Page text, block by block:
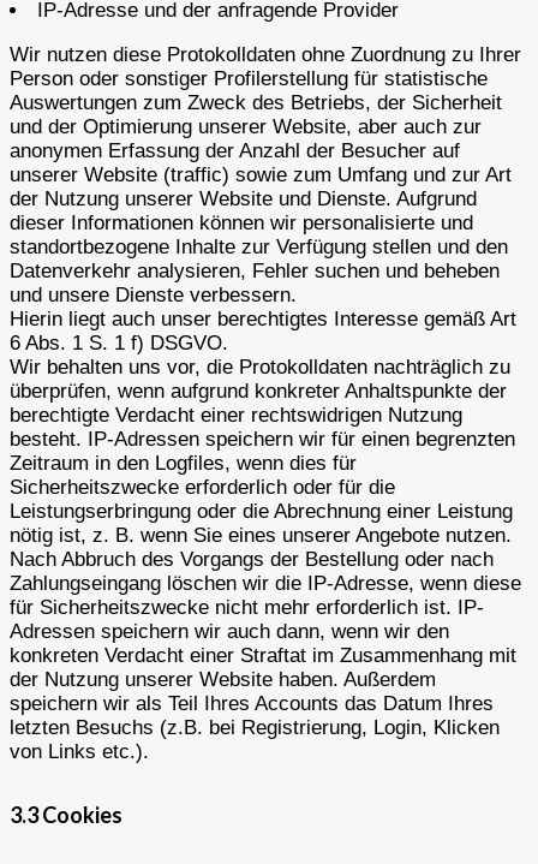
IP-Adresse und der anfragende Provider
Wir nutzen diese Protokolldaten ohne Zuordnung zu Ihrer
Person oder sonstiger Profilerstellung für statistische
Auswertungen zum Zweck des Betriebs, der Sicherheit
und der Optimierung unserer Website, aber auch zur
anonymen Erfassung der Anzahl der Besucher auf
unserer Website (traffic) sowie zum Umfang und zur Art
der Nutzung unserer Website und Dienste. Aufgrund
dieser Informationen können wir personalisierte und
standortbezogene Inhalte zur Verfügung stellen und den
Datenverkehr analysieren, Fehler suchen und beheben
und unsere Dienste verbessern.
Hierin liegt auch unser berechtigtes Interesse gemäß Art
6 Abs. 1 S. 1 f) DSGVO.
Wir behalten uns vor, die Protokolldaten nachträglich zu
überprüfen, wenn aufgrund konkreter Anhaltspunkte der
berechtigte Verdacht einer rechtswidrigen Nutzung
besteht. IP-Adressen speichern wir für einen begrenzten
Zeitraum in den Logfiles, wenn dies für
Sicherheitszwecke erforderlich oder für die
Leistungserbringung oder die Abrechnung einer Leistung
nötig ist, z. B. wenn Sie eines unserer Angebote nutzen.
Nach Abbruch des Vorgangs der Bestellung oder nach
Zahlungseingang löschen wir die IP-Adresse, wenn diese
für Sicherheitszwecke nicht mehr erforderlich ist. IP-
Adressen speichern wir auch dann, wenn wir den
konkreten Verdacht einer Straftat im Zusammenhang mit
der Nutzung unserer Website haben. Außerdem
speichern wir als Teil Ihres Accounts das Datum Ihres
letzten Besuchs (z.B. bei Registrierung, Login, Klicken
von Links etc.).
3.3 Cookies